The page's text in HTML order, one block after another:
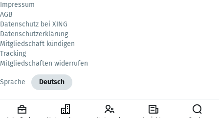
Impressum
AGB
Datenschutz bei XING
Datenschutzerklärung
Mitgliedschaft kündigen
Tracking
Mitgliedschaften widerrufen
Sprache Deutsch